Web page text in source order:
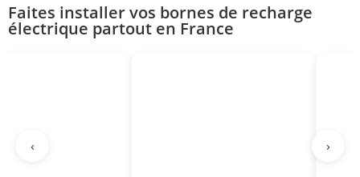
Faites installer vos bornes de recharge
électrique partout en France
‹ ›